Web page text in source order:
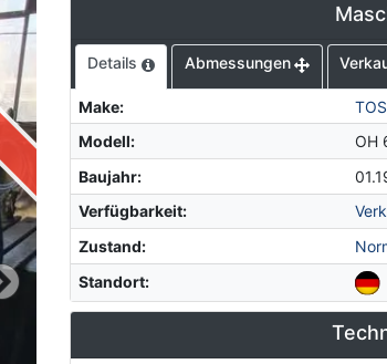
Details Abmessungen
Make:
TOS
Modell:
OH
Baujahr:
Verfügbarkeit:
Zustand:
Standort: